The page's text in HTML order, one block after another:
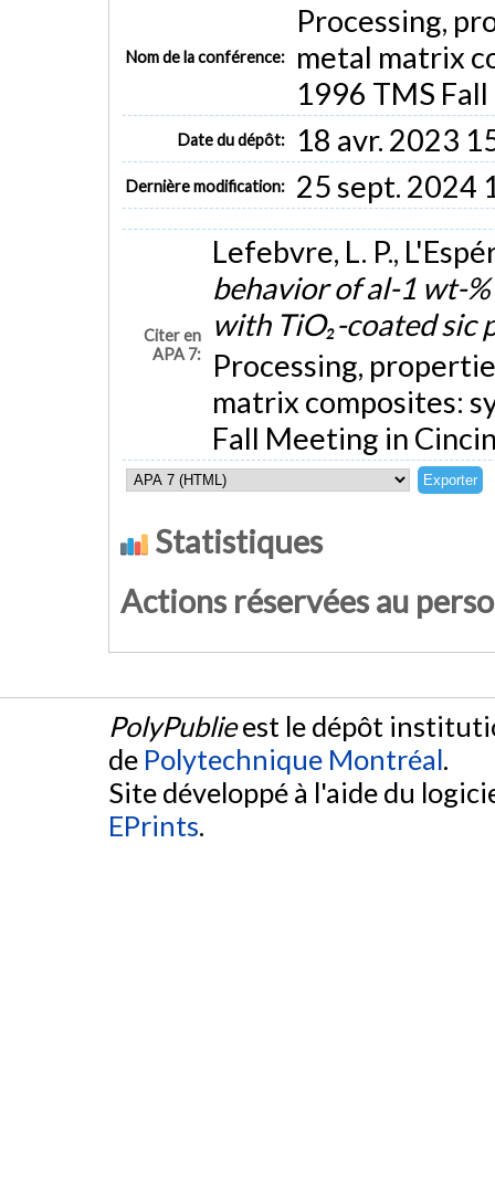
Nom de la conférence:
Processing,
metal matrix
1996 TMS
Date du dépôt: 18 avr. 2023
Dernière modification: 25 sept. 2024
Citer en
APA 7:
Lefebvre, L. P.,
behavior of al-1 wt-
with TiO₂-coated sic
Processing,
matrix composites:
Fall Meeting in
Statistiques
Actions réservées au
PolyPublieest le dépôt
de Polytechnique Montréal.
Site développé à l'aide du
EPrints.